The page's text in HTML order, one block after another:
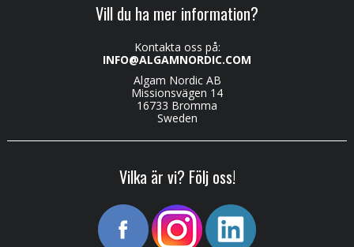
Vill du ha mer information?
Kontakta oss på:
INFO@ALGAMNORDIC.COM
Algam Nordic AB
Missionsvägen 14
16733 Bromma
Sweden
Vilka är vi? Följ oss!